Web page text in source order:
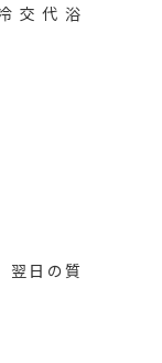
交代浴
翌日の質